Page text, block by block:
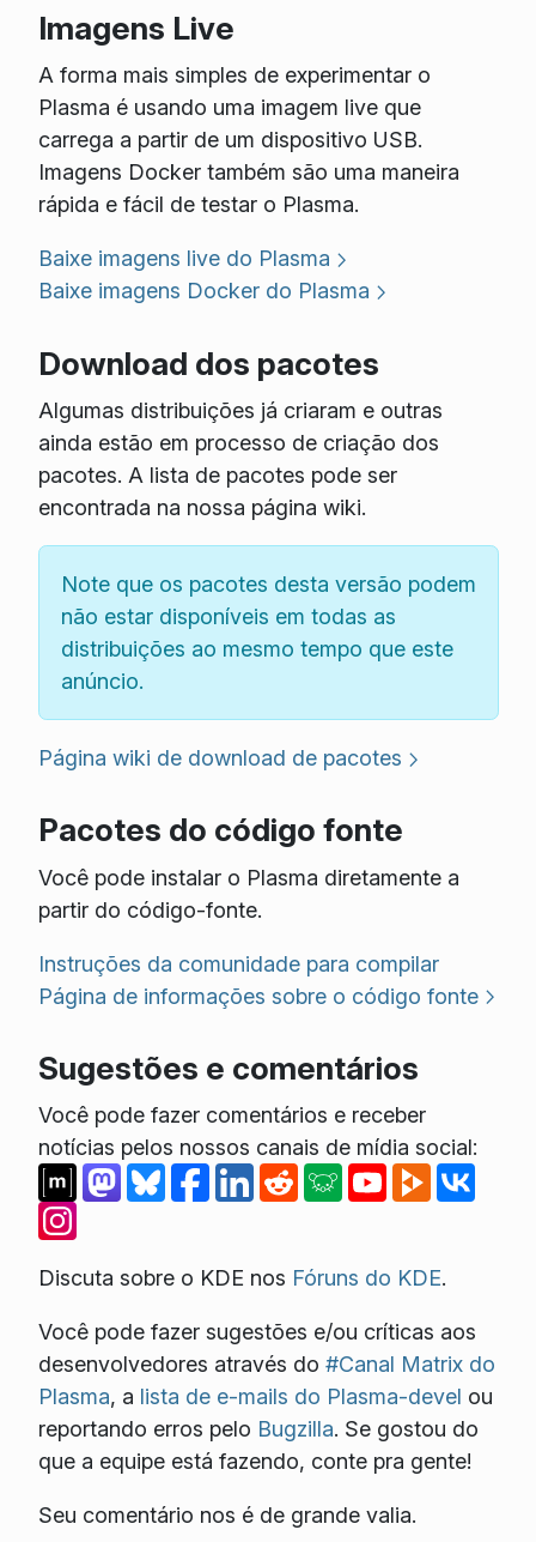
Imagens Live
A forma mais simples de experimentar o
Plasma é usando uma imagem live que
carrega a partir de um dispositivo USB.
Imagens Docker também são uma maneira
rápida e fácil de testar o Plasma.
Baixe imagens live do Plasma
Baixe imagens Docker do Plasma
Download dos pacotes
Algumas distribuições já criaram e outras
ainda estão em processo de criação dos
pacotes. A lista de pacotes pode ser
encontrada na nossa página wiki.
Note que os pacotes desta versão podem
não estar disponíveis em todas as
distribuições ao mesmo tempo que este
anúncio.
Página wiki de download de pacotes
Pacotes do código fonte
Você pode instalar o Plasma diretamente a
partir do código-fonte.
Instruções da comunidade para compilar
Página de informações sobre o código fonte
Sugestões e comentários
Você pode fazer comentários e receber
notícias pelos nossos canais de mídia social:
Discuta sobre o KDE nos Fóruns do KDE.
Você pode fazer sugestões e/ou críticas aos
desenvolvedores através do #Canal Matrix do
Plasma, a lista de e-mails do Plasma-devel ou
reportando erros pelo Bugzilla. Se gostou do
que a equipe está fazendo, conte pra gente!
Seu comentário nos é de grande valia.